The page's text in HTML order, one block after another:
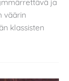
väärin
klassisten